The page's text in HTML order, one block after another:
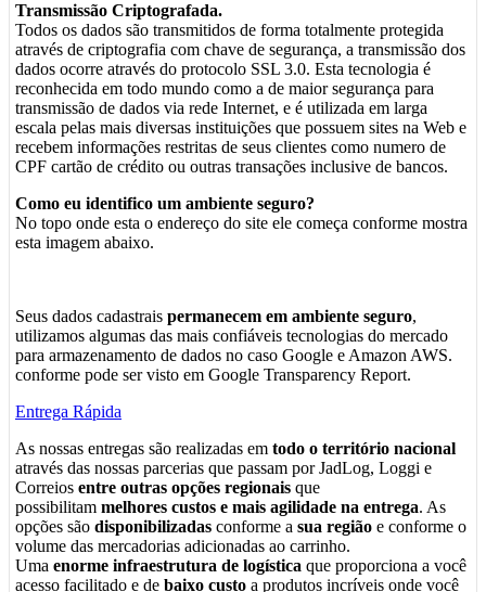
Transmissão Criptografada.
Todos os dados são transmitidos de forma totalmente protegida
através de criptografia com chave de segurança, a transmissão dos
dados ocorre através do protocolo SSL 3.0. Esta tecnologia é
reconhecida em todo mundo como a de maior segurança para
transmissão de dados via rede Internet, e é utilizada em larga
escala pelas mais diversas instituições que possuem sites na Web e
recebem informações restritas de seus clientes como numero de
CPF cartão de crédito ou outras transações inclusive de bancos.
Como eu identifico um ambiente seguro?
No topo onde esta o endereço do site ele começa conforme mostra
esta imagem abaixo.
Seus dados cadastrais permanecem em ambiente seguro,
utilizamos algumas das mais confiáveis tecnologias do mercado
para armazenamento de dados no caso Google e Amazon AWS.
conforme pode ser visto em Google Transparency Report.
Entrega Rápida
As nossas entregas são realizadas em todo o território nacional
através das nossas parcerias que passam por JadLog, Loggi e
Correios entre outras opções regionais que
possibilitam melhores custos e mais agilidade na entrega. As
opções são disponibilizadas conforme a sua região e conforme o
volume das mercadorias adicionadas ao carrinho.
Uma enorme infraestrutura de logística que proporciona a você
acesso facilitado e de baixo custo a produtos incríveis onde você